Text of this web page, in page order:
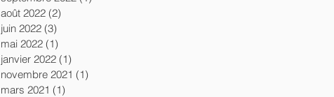
août 2022 (2)
juin 2022 (3)
mai 2022 (1)
janvier 2022 (1)
novembre 2021 (1)
mars 2021 (1)